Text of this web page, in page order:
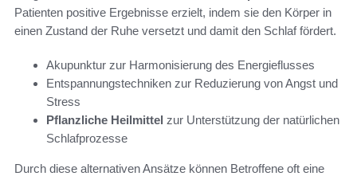
Patienten positive Ergebnisse erzielt, indem sie den Körper in
einen Zustand der Ruhe versetzt und damit den Schlaf fördert.
Akupunktur zur Harmonisierung des Energieflusses
Entspannungstechniken zur Reduzierung von Angst und
Stress
Pflanzliche Heilmittel zur Unterstützung der natürlichen
Schlafprozesse
Durch diese alternativen Ansätze können Betroffene oft eine